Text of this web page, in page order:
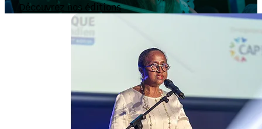
Découvrez nos éditions